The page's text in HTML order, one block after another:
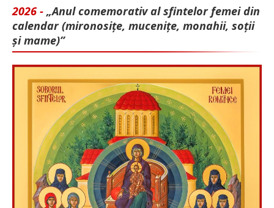
2026 - „Anul comemorativ al sfintelor femei din
calendar (mironosițe, mu­cenițe, monahii, soții
și mame)”